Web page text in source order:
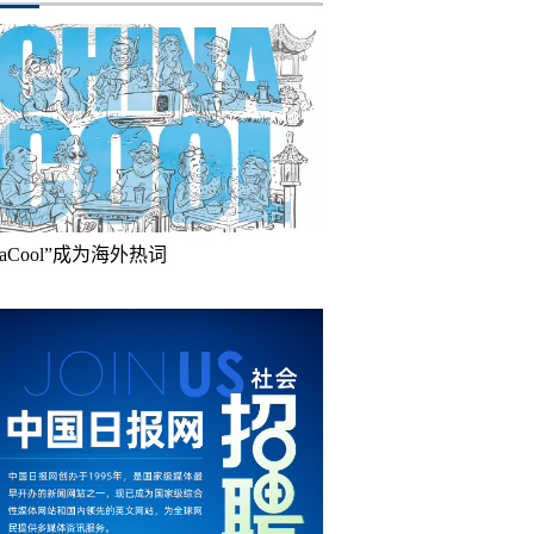
成为海外热词